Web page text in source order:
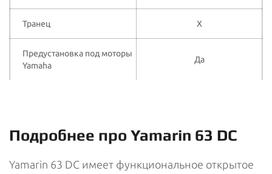
Транец X
Предустановка под моторы
Yamaha
Да
Подробнее про Yamarin 63 DC
Yamarin 63 DC имеет функциональное открытое